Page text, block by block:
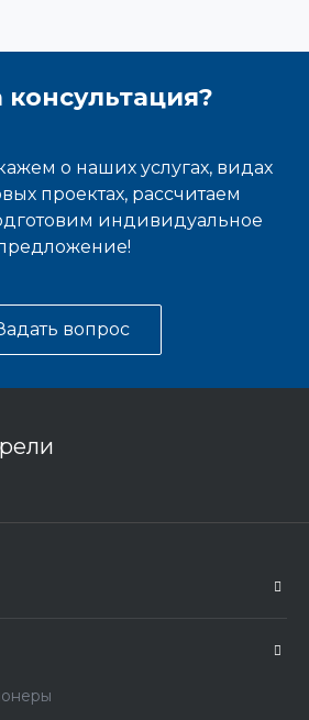
о наших услугах, видах
проектах, рассчитаем
индивидуальное
вопрос